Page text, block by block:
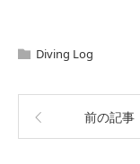
Diving Log
前の記事